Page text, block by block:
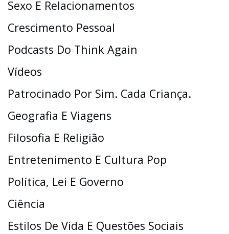
Sexo E Relacionamentos
Crescimento Pessoal
Podcasts Do Think Again
Vídeos
Patrocinado Por Sim. Cada Criança.
Geografia E Viagens
Filosofia E Religião
Entretenimento E Cultura Pop
Política, Lei E Governo
Ciência
Estilos De Vida E Questões Sociais